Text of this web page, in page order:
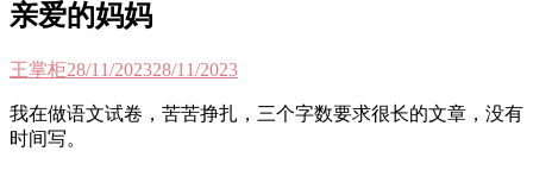
亲爱的妈妈
王掌柜28/11/202328/11/2023
我在做语文试卷，苦苦挣扎，三个字数要求很长的文章，没有
时间写。